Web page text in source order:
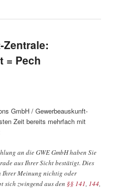
Zentrale:
= Pech
GmbH / Gewerbeauskunft-
Zeit bereits mehrfach mit
an die GWE GmbH haben Sie
aus Ihrer Sicht bestätigt. Dies
Ihrer Meinung nichtig oder
sich zwingend aus den §§ 141, 144,